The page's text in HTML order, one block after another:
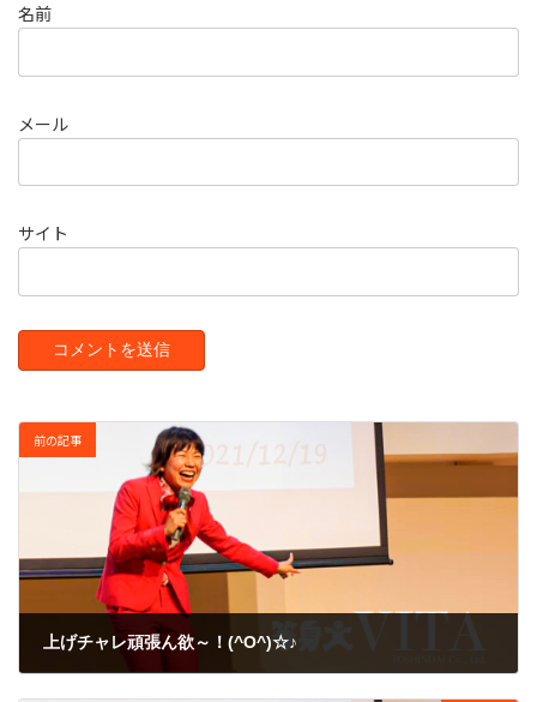
名前
メール
サイト
前の記事
上げチャレ頑張ん欲～！(^O^)☆♪